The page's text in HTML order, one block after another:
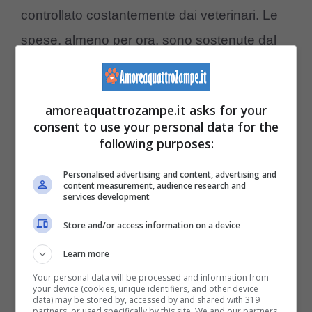
controllato costantemente dai veterinari. Le
spese, almeno per ora, sono sostenute dal
Comune stesso.
I giudici hanno riconosciuto che la tutela
della salute pubblica resta fondamentale, ma
caso esista la possibilità diproteggere
contemporaneamente la popolazione e la
vita dell’animale
isolato, monitorato e non rappresenta al
momento un pericolo concreto.
amoreaquattrozampe.it asks for your
consent to use your personal data for the
following purposes:
Personalised advertising and content, advertising and
content measurement, audience research and
services development
Store and/or access information on a device
Learn more
Your personal data will be processed and information from
your device (cookies, unique identifiers, and other device
data) may be stored by, accessed by and shared with 319